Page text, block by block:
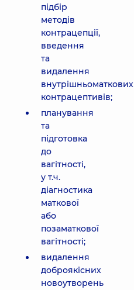
підбір
методів
контрацепції,
введення
та
видалення
внутрішньоматкових
контрацептивів;
планування
та
підготовка
до
вагітності,
у т.ч.
діагностика
маткової
або
позаматкової
вагітності;
видалення
доброякісних
новоутворень